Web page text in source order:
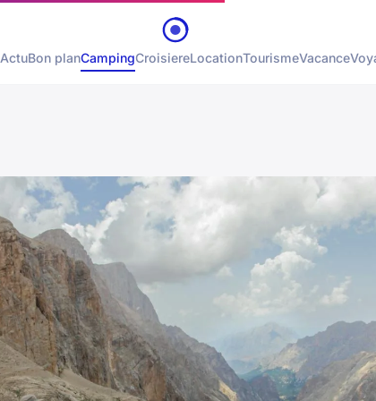
ActuBon planCampingCroisiereLocationTourismeVacance